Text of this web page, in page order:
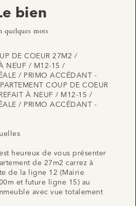
bien
quelques mots
DE COEUR 27M2 /
NEUF / M12-15 /
/ PRIMO ACCÉDANT -
COUP DE COEUR
À NEUF / M12-15 /
/ PRIMO ACCÉDANT -
heureux de vous présenter
de 27m2 carrez à
de la ligne 12 (Mairie
et future ligne 15) au
avec vue totalement